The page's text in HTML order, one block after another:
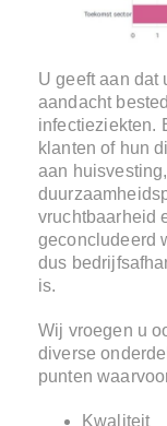
U geeft aan dat
aandacht
infectieziekten.
klanten of hun
aan
vruchtbaarheid
geconcludeerd
dus
is.
Wij vroegen u
diverse
punten
Kwaliteit